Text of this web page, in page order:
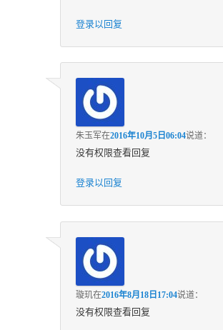
登录以回复
朱玉军在2016年10月5日06:04说道：
没有权限查看回复
登录以回复
璇玑在2016年8月18日17:04说道：
没有权限查看回复